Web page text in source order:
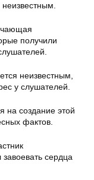
неизвестным.
получили
неизвестным,
у слушателей.
на создание этой
фактов.
сердца